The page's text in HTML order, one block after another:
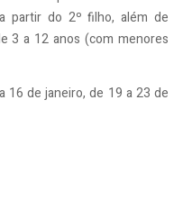
partir do 2º filho, além de
3 a 12 anos (com menores
16 de janeiro, de 19 a 23 de